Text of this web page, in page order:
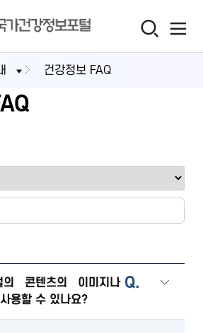
건강정보 FAQ
Q.
의 콘텐츠의 이미지나
용할 수 있나요?